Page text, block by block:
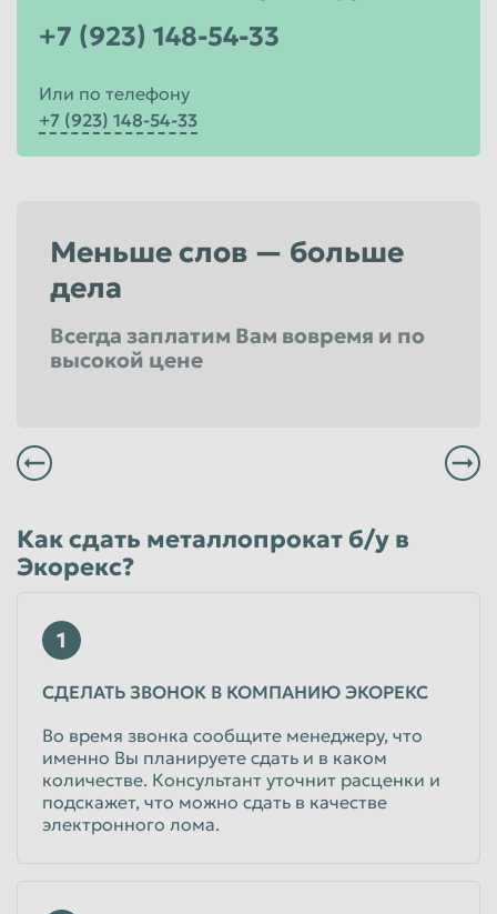
+7 (923) 148-54-33
Или по телефону
+7 (923) 148-54-33
Меньше слов — больше
дела
Всегда заплатим Вам вовремя и по
высокой цене
Как сдать металлопрокат б/у в
Экорекс?
1
СДЕЛАТЬ ЗВОНОК В КОМПАНИЮ ЭКОРЕКС
Во время звонка сообщите менеджеру, что
именно Вы планируете сдать и в каком
количестве. Консультант уточнит расценки и
подскажет, что можно сдать в качестве
электронного лома.